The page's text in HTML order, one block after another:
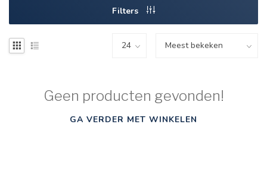
Filters
Geen producten gevonden!
GA VERDER MET WINKELEN